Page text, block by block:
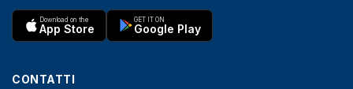
Download on the
App Store
GET IT ON
Google Play
CONTATTI